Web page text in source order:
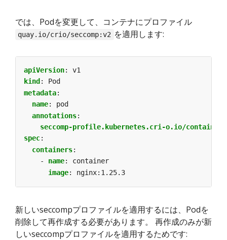
では、Podを変更して、コンテナにプロファイル
quay.io/crio/seccomp:v2 を適用します:
apiVersion:
v1
kind :
Pod
metadata:
name:
pod
annotations:
seccomp-profile.kubernetes.cri-o.io/container
spec:
containers:
- name:
container
image: nginx:1.25.3
新しいseccompプロファイルを適用するには、Podを
削除して再作成する必要があります。 再作成のみが新
しいseccompプロファイルを適用するためです: